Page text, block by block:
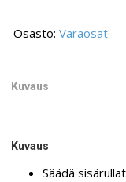
Osasto: Varaosat
Kuvaus
Kuvaus
Säädä